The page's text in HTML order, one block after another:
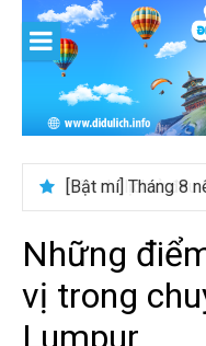
content
Những
vị trong
Lumpur